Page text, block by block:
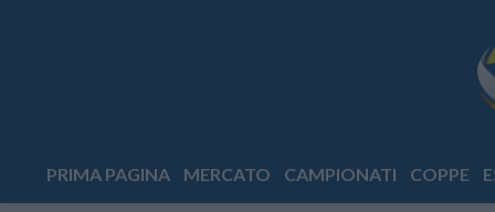
PRIMA PAGINA MERCATO CAMPIONATI COPPE